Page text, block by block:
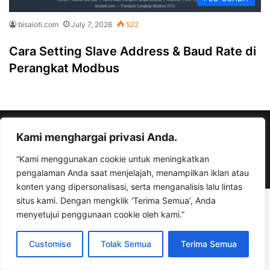
Kami menghargai privasi Anda.
“Kami menggunakan cookie untuk meningkatkan
pengalaman Anda saat menjelajah, menampilkan iklan atau
konten yang dipersonalisasi, serta menganalisis lalu lintas
situs kami. Dengan mengklik ‘Terima Semua’, Anda
menyetujui penggunaan cookie oleh kami.”
Customise Tolak Semua Terima Semua
bisaioti.com July 7, 2026 522
Cara Setting Slave Address & Baud Rate di
Perangkat Modbus
© Copyright 2026, All Rights Reserved |
FacebookYouTubeInstagram
TikTokWhatsApp